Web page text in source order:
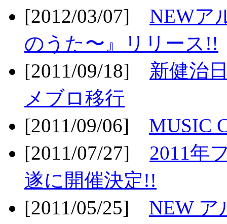
[2012/03/07] NEWア
のうた〜』リリース!!
[2011/09/18] 新健治
メブロ移行
[2011/09/06] MUSIC
[2011/07/27] 2011年
遂に開催決定!!
[2011/05/25] NEW